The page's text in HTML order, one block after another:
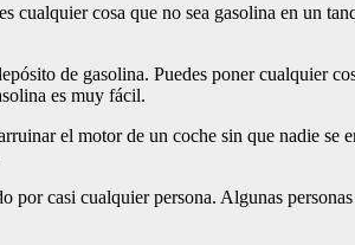
cosa que no sea gasolina en un
de gasolina. Puedes poner cualquier
es muy fácil.
el motor de un coche sin que nadie
por casi cualquier persona. Algunas